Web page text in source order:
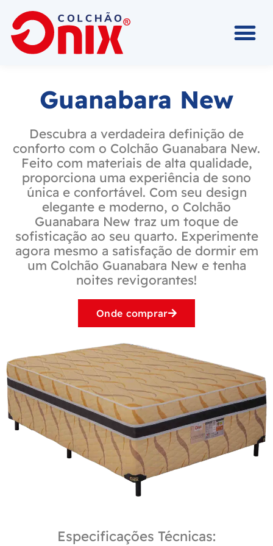
Guanabara New
Descubra a verdadeira definição de
conforto com o Colchão Guanabara New.
Feito com materiais de alta qualidade,
proporciona uma experiência de sono
única e confortável. Com seu design
elegante e moderno, o Colchão
Guanabara New traz um toque de
sofisticação ao seu quarto. Experimente
agora mesmo a satisfação de dormir em
um Colchão Guanabara New e tenha
noites revigorantes!
Onde comprar
Especificações Técnicas: